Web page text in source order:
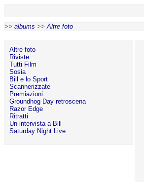
>> albums >>Altre foto
Altre foto
Riviste
Tutti Film
Sosia
Bill e lo Sport
Scannerizzate
Premiazioni
Groundhog Day retroscena
Razor Edge
Ritratti
Un intervista a Bill
Saturday Night Live